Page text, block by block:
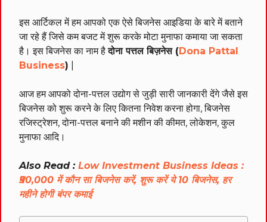
इस आर्टिकल में हम आपको एक ऐसे बिजनेस आइडिया के बारे में बताने
जा रहे हैं जिसे कम बजट में शुरू करके मोटा मुनाफा कमाया जा सकता
है। इस बिजनेस का नाम हैदोना पत्तल बिज़नेस (Dona Pattal
Business)
आज हम आपको दोना-पत्तल उद्योग से जुड़ी सारी जानकारी देंगे जैसे इस
बिजनेस को शुरू करने के लिए कितना निवेश करना होगा, बिजनेस
रजिस्ट्रेशन, दोना-पत्तल बनाने की मशीन की कीमत, लोकेशन, कुल
मुनाफा आदि।
Also Read : Low Investment Business Ideas :
₹50,000 में कौन सा बिजनेस करें, शुरू करें ये 10 बिजनेस, हर
महीने होगी बंपर कमाई